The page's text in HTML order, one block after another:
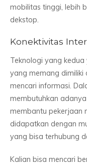
mobilitas tinggi, lebih
dekstop.
Konektivitas
Teknologi yang
yang memang
mencari informasi.
membutuhkan
membantu pekerjaan
didapatkan dengan
yang bisa terhubung
Kalian bisa mencari